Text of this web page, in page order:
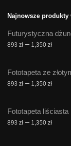
Najnowsze produkty
Futurystyczna
893 zł – 1,350 złZakres
893 zł
do
Fototapeta ze
893 zł – 1,350 złZakres
893 zł
do
Fototapeta liściasta
893 zł – 1,350 złZakres